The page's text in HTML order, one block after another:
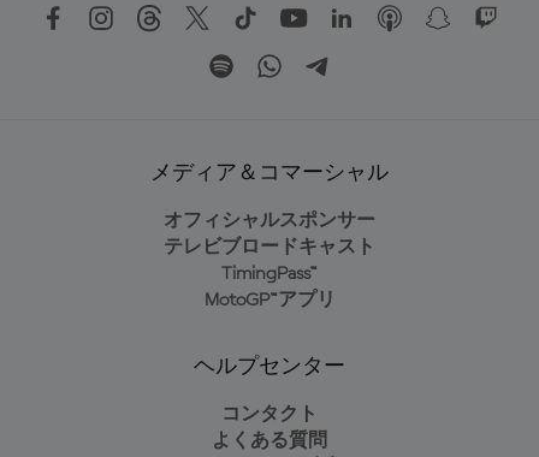
メディア＆コマーシャル
オフィシャルスポンサー
テレビブロードキャスト
TimingPass™
MotoGP™アプリ
ヘルプセンター
コンタクト
よくある質問